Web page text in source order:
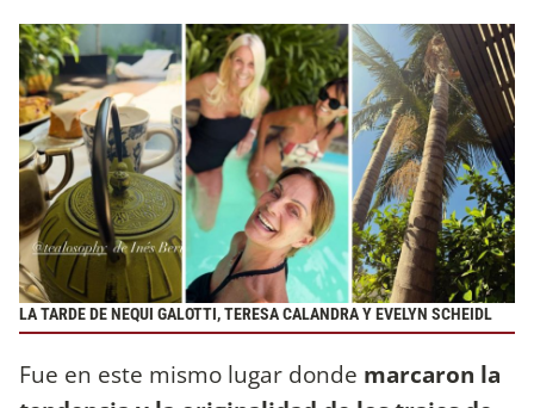
LA TARDE DE NEQUI GALOTTI, TERESA CALANDRA Y EVELYN SCHEIDL
Fue en este mismo lugar donde marcaron la